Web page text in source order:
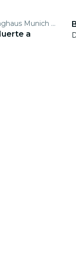
Conference Center Kolpinghaus Munich Central GmbH
a